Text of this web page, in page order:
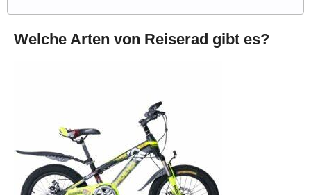
Welche Arten von Reiserad gibt es?